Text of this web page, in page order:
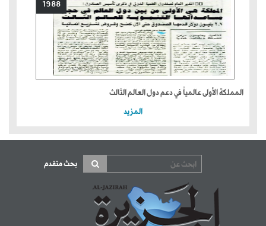
1988
المملكة الأولى عالمياً في دعم دول العالم الثالث
المزيد
بحث متقدم